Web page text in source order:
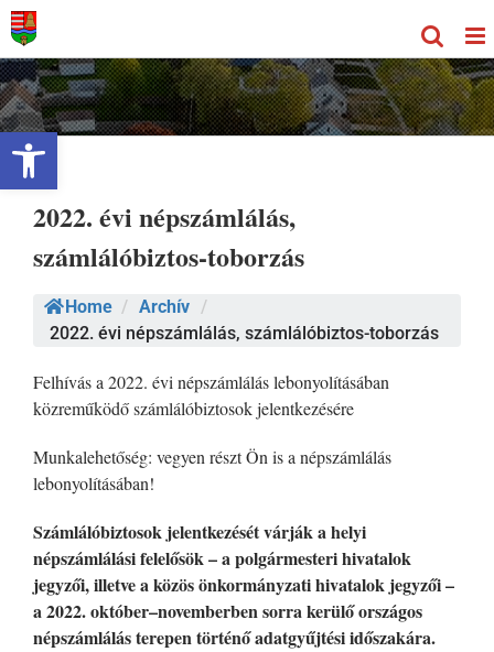
Eszköztár megnyitása
Kihagyás
2022. évi népszámlálás,
számlálóbiztos-toborzás
Home / Archív /
2022. évi népszámlálás, számlálóbiztos-toborzás
Felhívás a 2022. évi népszámlálás lebonyolításában
közreműködő számlálóbiztosok jelentkezésére
Munkalehetőség: vegyen részt Ön is a népszámlálás
lebonyolításában!
Számlálóbiztosok jelentkezését várják a helyi
népszámlálási felelősök – a polgármesteri hivatalok
jegyzői, illetve a közös önkormányzati hivatalok jegyzői –
a 2022. október–novemberben sorra kerülő országos
népszámlálás terepen történő adatgyűjtési időszakára.